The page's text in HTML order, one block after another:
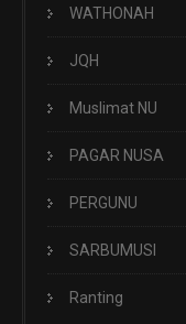
WATHONAH
JQH
Muslimat NU
PAGAR NUSA
PERGUNU
SARBUMUSI
Ranting